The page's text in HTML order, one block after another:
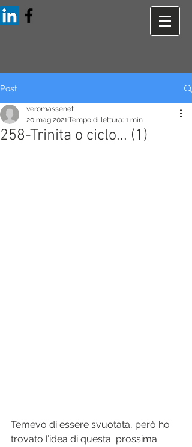
Post
258-Trinita o ciclo... (1)
veromassenet
20 mag 2021Tempo di lettura: 1 min
Temevo di essere svuotata, però ho
trovato l’idea di questa  prossima